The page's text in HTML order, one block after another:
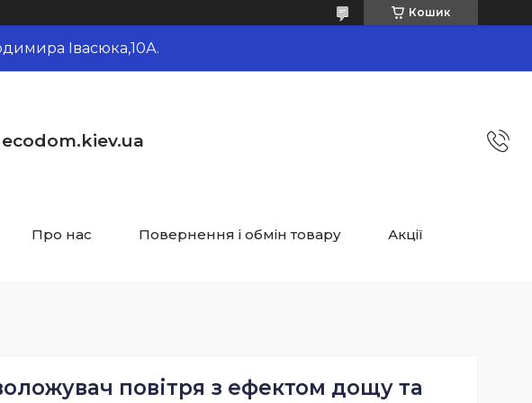
Кошик
Івасюка,10А.
Про нас Повернення і обмін товару Акції
повітря з ефектом дощу та